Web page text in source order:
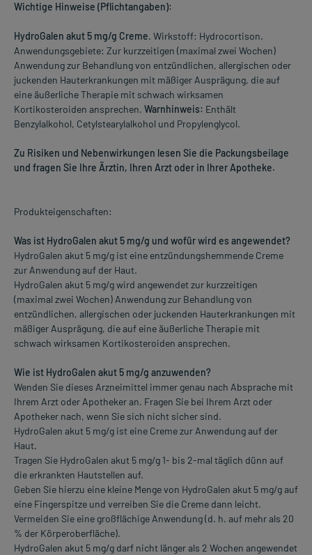
Wichtige Hinweise (Pflichtangaben):
HydroGalen akut 5 mg/g Creme. Wirkstoff: Hydrocortison.
Anwendungsgebiete: Zur kurzzeitigen (maximal zwei Wochen)
Anwendung zur Behandlung von entzündlichen, allergischen oder
juckenden Hauterkrankungen mit mäßiger Ausprägung, die auf
eine äußerliche Therapie mit schwach wirksamen
Kortikosteroiden ansprechen. Warnhinweis: Enthält
Benzylalkohol, Cetylstearylalkohol und Propylenglycol.
Zu Risiken und Nebenwirkungen lesen Sie die Packungsbeilage
und fragen Sie Ihre Ärztin, Ihren Arzt oder in Ihrer Apotheke.
Produkteigenschaften:
Was ist HydroGalen akut 5 mg/g und wofür wird es angewendet?
HydroGalen akut 5 mg/g ist eine entzündungshemmende Creme
zur Anwendung auf der Haut.
HydroGalen akut 5 mg/g wird angewendet zur kurzzeitigen
(maximal zwei Wochen) Anwendung zur Behandlung von
entzündlichen, allergischen oder juckenden Hauterkrankungen mit
mäßiger Ausprägung, die auf eine äußerliche Therapie mit
schwach wirksamen Kortikosteroiden ansprechen.
Wie ist HydroGalen akut 5 mg/g anzuwenden?
Wenden Sie dieses Arzneimittel immer genau nach Absprache mit
Ihrem Arzt oder Apotheker an. Fragen Sie bei Ihrem Arzt oder
Apotheker nach, wenn Sie sich nicht sicher sind.
HydroGalen akut 5 mg/g ist eine Creme zur Anwendung auf der
Haut.
Tragen Sie HydroGalen akut 5 mg/g 1- bis 2-mal täglich dünn auf
die erkrankten Hautstellen auf.
Geben Sie hierzu eine kleine Menge von HydroGalen akut 5 mg/g auf
eine Fingerspitze und verreiben Sie die Creme dann leicht.
Vermeiden Sie eine großflächige Anwendung (d. h. auf mehr als 20
% der Körperoberfläche).
HydroGalen akut 5 mg/g darf nicht länger als 2 Wochen angewendet